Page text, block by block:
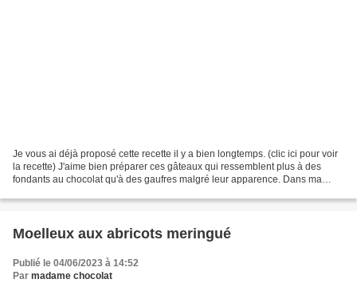
Je vous ai déjà proposé cette recette il y a bien longtemps. (clic ici pour voir
la recette) J'aime bien préparer ces gâteaux qui ressemblent plus à des
fondants au chocolat qu'à des gaufres malgré leur apparence. Dans ma
Moelleux aux abricots meringué
Publié le 04/06/2023 à 14:52
Par madame chocolat